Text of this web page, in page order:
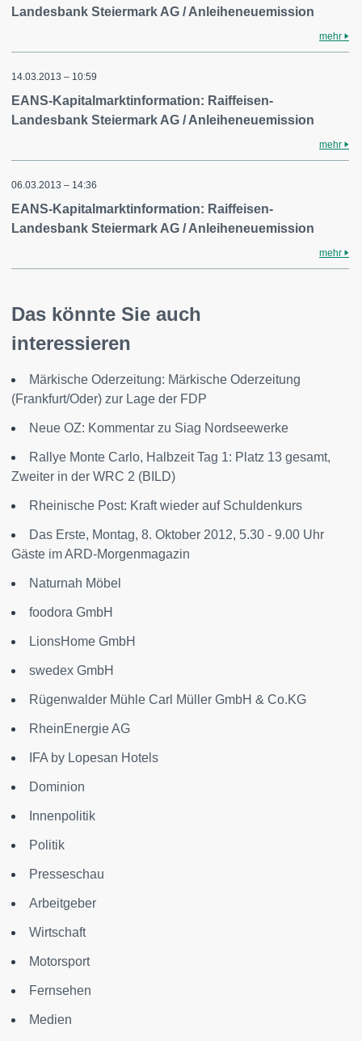
Landesbank Steiermark AG / Anleiheneuemission
mehr
14.03.2013 – 10:59
EANS-Kapitalmarktinformation: Raiffeisen-
Landesbank Steiermark AG / Anleiheneuemission
mehr
06.03.2013 – 14:36
EANS-Kapitalmarktinformation: Raiffeisen-
Landesbank Steiermark AG / Anleiheneuemission
mehr
Das könnte Sie auch
interessieren
Märkische Oderzeitung: Märkische Oderzeitung
(Frankfurt/Oder) zur Lage der FDP
Neue OZ: Kommentar zu Siag Nordseewerke
Rallye Monte Carlo, Halbzeit Tag 1: Platz 13 gesamt,
Zweiter in der WRC 2 (BILD)
Rheinische Post: Kraft wieder auf Schuldenkurs
Das Erste, Montag, 8. Oktober 2012, 5.30 - 9.00 Uhr
Gäste im ARD-Morgenmagazin
Naturnah Möbel
foodora GmbH
LionsHome GmbH
swedex GmbH
Rügenwalder Mühle Carl Müller GmbH & Co.KG
RheinEnergie AG
IFA by Lopesan Hotels
Dominion
Innenpolitik
Politik
Presseschau
Arbeitgeber
Wirtschaft
Motorsport
Fernsehen
Medien